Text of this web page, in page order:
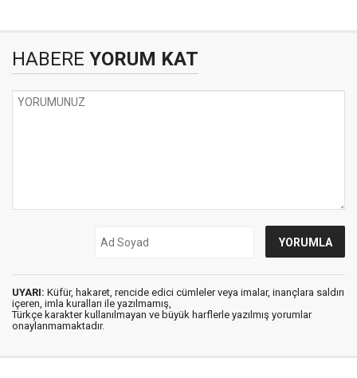
HABERE YORUM KAT
UYARI: Küfür, hakaret, rencide edici cümleler veya imalar, inançlara saldırı
içeren, imla kuralları ile yazılmamış,
Türkçe karakter kullanılmayan ve büyük harflerle yazılmış yorumlar
onaylanmamaktadır.